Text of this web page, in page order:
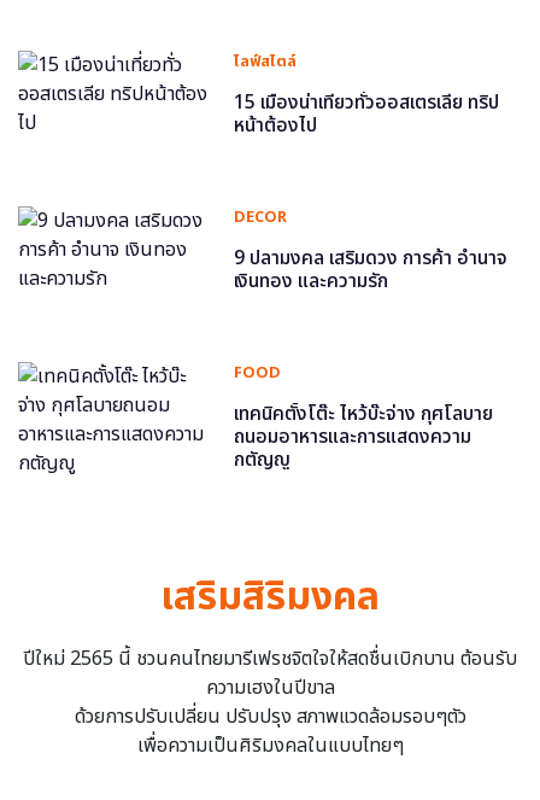
ไลฟ์สไตล์
15 เมืองน่าเที่ยวทั่วออสเตรเลีย ทริป
หน้าต้องไป
DECOR
9 ปลามงคล เสริมดวง การค้า อำนาจ
เงินทอง และความรัก
FOOD
เทคนิคตั้งโต๊ะ ไหว้บ๊ะจ่าง กุศโลบาย
ถนอมอาหารและการแสดงความ
กตัญญู
เสริมสิริมงคล
ปีใหม่ 2565 นี้ ชวนคนไทยมารีเฟรชจิตใจให้สดชื่นเบิกบาน ต้อนรับ
ความเฮงในปีขาล
ด้วยการปรับเปลี่ยน ปรับปรุง สภาพแวดล้อมรอบๆตัว
เพื่อความเป็นศิริมงคลในแบบไทยๆ